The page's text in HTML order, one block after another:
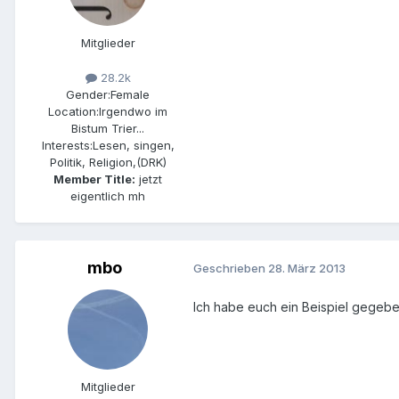
Mitglieder
28.2k
Gender:Female
Location:Irgendwo im
Bistum Trier...
Interests:Lesen, singen,
Politik, Religion,(DRK)
Member Title: jetzt
eigentlich mh
mbo
Mitglieder
Geschrieben 28. März 2013
Ich habe euch ein Beispiel